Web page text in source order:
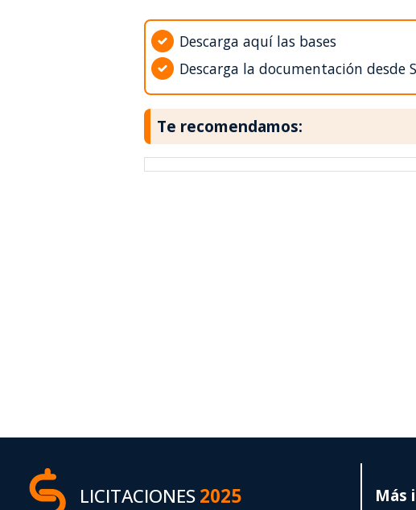
Descarga aquí las bases
Descarga la documentación desde
Te recomendamos:
LICITACIONES2025 Más